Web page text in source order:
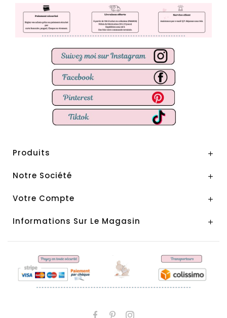
Produits 
Notre Société 
Votre Compte 
Informations Sur Le Magasin 